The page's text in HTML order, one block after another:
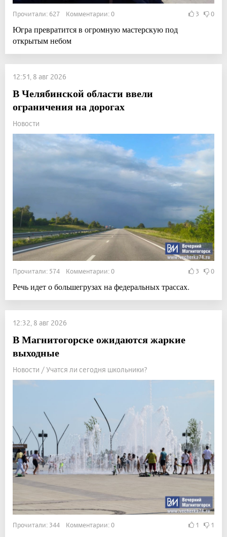
Прочитали: 627 Комментарии: 0 3 0
Югра превратится в огромную мастерскую под
открытым небом
12:51, 8 авг 2026
В Челябинской области ввели
ограничения на дорогах
Новости
Прочитали: 574 Комментарии: 0 3 0
Речь идет о большегрузах на федеральных трассах.
12:32, 8 авг 2026
В Магнитогорске ожидаются жаркие
выходные
Новости / Учатся ли сегодня школьники?
Прочитали: 344 Комментарии: 0 1 1